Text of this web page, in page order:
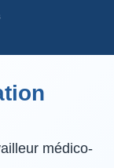
médico-